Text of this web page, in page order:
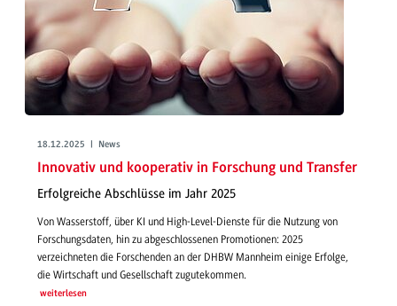
18.12.2025 | News
Innovativ und kooperativ in Forschung und Transfer
Erfolgreiche Abschlüsse im Jahr 2025
Von Wasserstoff, über KI und High-Level-Dienste für die Nutzung von
Forschungsdaten, hin zu abgeschlossenen Promotionen: 2025
verzeichneten die Forschenden an der DHBW Mannheim einige Erfolge,
die Wirtschaft und Gesellschaft zugutekommen.
weiterlesen